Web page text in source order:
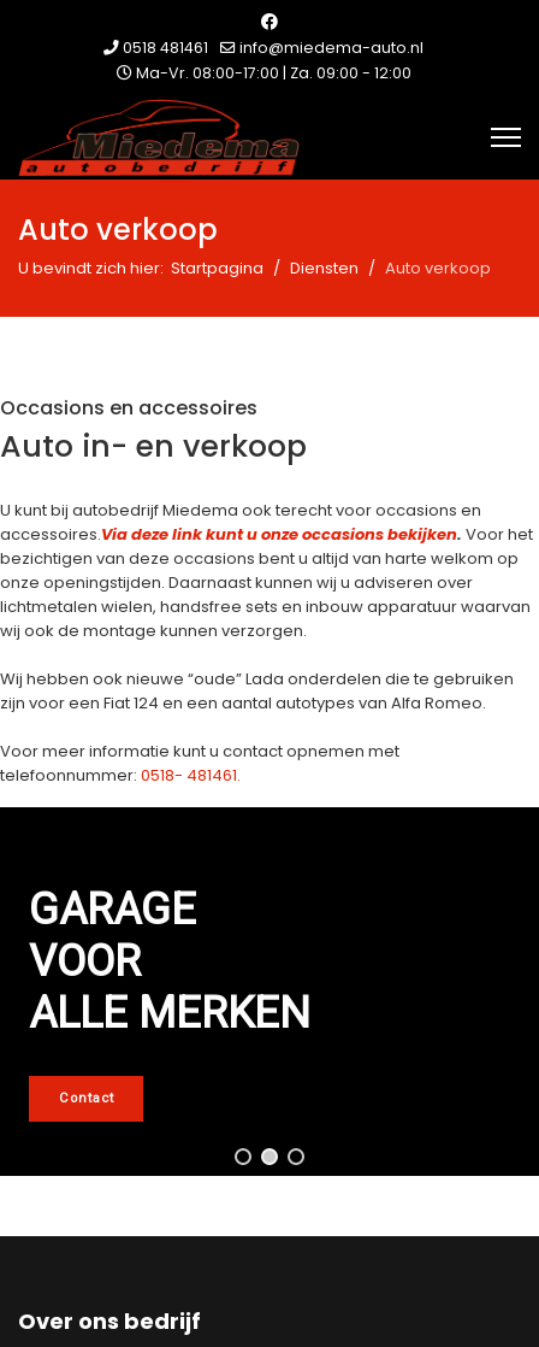
0518 481461
info@miedema-auto.nl
Ma-Vr. 08:00-17:00 | Za. 09:00 - 12:00
Auto verkoop
U bevindt zich hier: Startpagina Diensten Auto verkoop
Occasions en accessoires
Auto in- en verkoop
U kunt bij autobedrijf Miedema ook terecht voor occasions en
accessoires.Via deze link kunt u onze occasions bekijken. Voor het
bezichtigen van deze occasions bent u altijd van harte welkom op
onze openingstijden. Daarnaast kunnen wij u adviseren over
lichtmetalen wielen, handsfree sets en inbouw apparatuur waarvan
wij ook de montage kunnen verzorgen.
Wij hebben ook nieuwe “oude” Lada onderdelen die te gebruiken
zijn voor een Fiat 124 en een aantal autotypes van Alfa Romeo.
Voor meer informatie kunt u contact opnemen met
telefoonnummer: 0518- 481461.
GARAGE
VOOR
ALLE MERKEN
Contact
Over ons bedrijf